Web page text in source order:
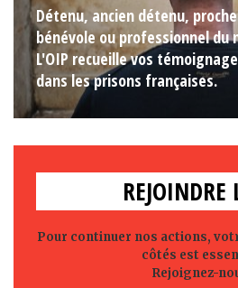
Détenu, ancien détenu,
bénévole ou professionnel du
L'OIP recueille vos
dans les prisons françaises.
REJOINDRE
Pour continuer nos actions,
côtés est
Rejoignez-